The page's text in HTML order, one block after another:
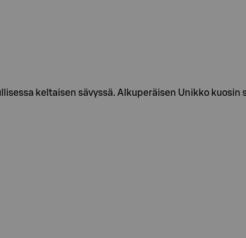
keltaisen sävyssä. Alkuperäisen Unikko